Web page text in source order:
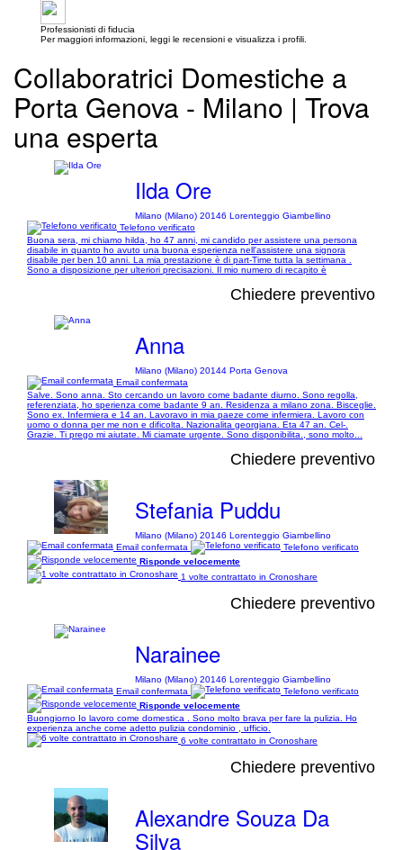
Professionisti di fiducia
Per maggiori informazioni, leggi le recensioni e visualizza i profili.
Collaboratrici Domestiche a
Porta Genova - Milano | Trova
una esperta
Ilda Ore
Milano (Milano) 20146 Lorenteggio Giambellino
Telefono verificato
Buona sera, mi chiamo hilda, ho 47 anni, mi candido per assistere una persona
disabile in quanto ho avuto una buona esperienza nell'assistere una signora
disabile per ben 10 anni. La mia prestazione è di part-Time tutta la settimana .
Sono a disposizione per ulteriori precisazioni. Il mio numero di recapito è
Chiedere preventivo
Anna
Milano (Milano) 20144 Porta Genova
Email confermata
Salve. Sono anna. Sto cercando un lavoro come badante diurno. Sono regolla,
referenziata, ho sperienza come badante 9 an. Residenza a milano zona. Bisceglie.
Sono ex. Infermiera e 14 an. Lavoravo in mia paeze come infermiera. Lavoro con
uomo o donna per me non e dificolta. Nazionalita georgiana. Eta 47 an. Cel-.
Grazie. Ti prego mi aiutate. Mi ciamate urgente. Sono disponibilita., sono molto...
Chiedere preventivo
Stefania Puddu
Milano (Milano) 20146 Lorenteggio Giambellino
Email confermata
Telefono verificato
Risponde velocemente
1 volte contrattato in Cronoshare
Chiedere preventivo
Narainee
Milano (Milano) 20146 Lorenteggio Giambellino
Email confermata
Telefono verificato
Risponde velocemente
Buongiorno Io lavoro come domestica . Sono molto brava per fare la pulizia. Ho
experienza anche come adetto pulizia condominio , ufficio.
6 volte contrattato in Cronoshare
Chiedere preventivo
Alexandre Souza Da
Silva